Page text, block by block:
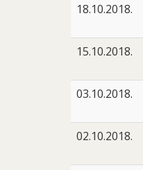
18.10.2018.
15.10.2018.
03.10.2018.
02.10.2018.